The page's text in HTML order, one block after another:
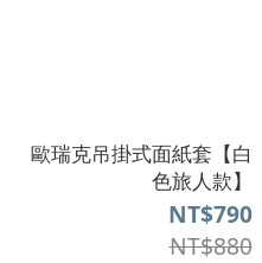
歐瑞克吊掛式面紙套【白
色旅人款】
NT$790
NT$880